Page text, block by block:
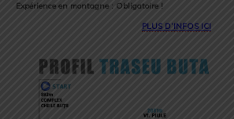
Expérience en montagne : Obligatoire !
PLUS D’INFOS ICI